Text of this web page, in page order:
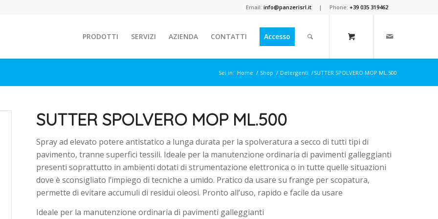
Email:info@panzerisrl.it | Phone:+39 035 319462
PRODOTTI SERVIZI AZIENDA CONTATTI Accesso
Sei in: Home / Shop / Detergenti /SUTTER SPOLVERO MOP ML.500
SUTTER SPOLVERO MOP ML.500
Spray ad elevato potere antistatico a lunga durata per la spolveratura a secco di tutti tipi di
pavimento, tranne superfici tessili. Ideale per la manutenzione ordinaria di pavimenti galleggianti
presenti soprattutto in ambienti dotati di strumentazione elettronica o in tutte quelle situazioni
dove è sconsigliato l’impiego di tecniche a umido. Pratico da usare su frange per scopatura,
permette di evitare accumuli di residui oleosi. Pronto all’uso, rapido e facile da usare
Ideale per la manutenzione ordinaria di pavimenti galleggianti